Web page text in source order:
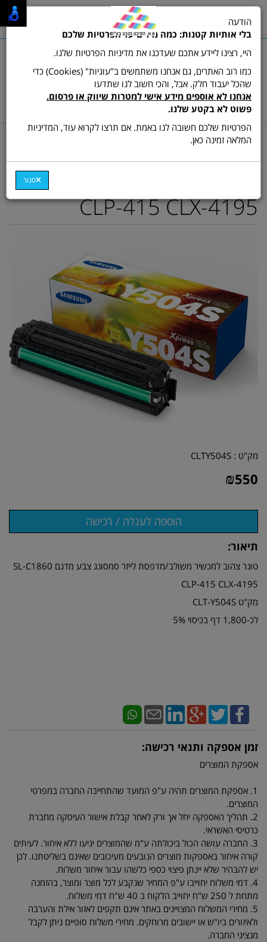
שרות לקוחות ותמיכה:03-9511473
hamikun4u@gmail.com
תפריט
דף בית מתכלים (טונרים ודיו) טונר צבע מקורי
טונר מקורי צהוב סמסונג CLT-
Y504S למדפסות SL-C1860
CLP-415 CLX-4195
מק"ט : CLTY504S
₪550
תיאור:
טונר צהוב למכשיר משולב/מדפסת לייזר סמסונג צבע מדגם SL-C1860
CLP-415 CLX-4195
מק"ט CLT-Y504S
לכ-1,800 דף בכיסוי 5%
זמן אספקה ותנאי רכישה:
אספקת המוצרים
1. אספקת המוצרים תהיה ע"פ המועד שהתחייבה החברה במפרטי
המוצרים.
2. תהליך האספקה יחל אך ורק לאחר קבלת אישור העיסקה מחברת
כרטיסי האשראי.
3. החברה עושה הכול ביכולתה ע"מ שהמוצרים יגיעו ללא איחור. לעיתים
קורה איחור באספקות מוצרים הנובעים מעיכובים שאינם בשליטתנו. לכן
יש להבהיר שלא יינתן פיצוי כספי כלשהו עבור איחור משלוח.
4. דמי משלוח יחוייבו ע"פ המחיר שנקבע לכל מוצר ומוצר, בהזמנה
מתחת ל 250 ש"ח יחוייב הלקוח ב 40 ש"ח דמי משלוח.
5. מחירי המשלוח המצויינים באתר אינם תקפים לאזור אילת והערבה
ולאיזורים ביו"ש או יישובים מרוחקים. מחירי משלוח סופיים ניתן לקבל
מנציגי החברה.
הודעה
בלי אותיות קטנות: כמה מילים על הפרטיות שלכם
היי, רצינו ליידע אתכם שעדכנו את מדיניות הפרטיות שלנו.
כמו רוב האתרים, גם אנחנו משתמשים ב"עוגיות" (Cookies) כדי
שהכל יעבוד חלק. אבל, והכי חשוב לנו שתדעו
אנחנו לא אוספים מידע אישי למטרות שיווק או פרסום.
פשוט לא בקטע שלנו.
הפרטיות שלכם חשובה לנו באמת. אם תרצו לקרוא עוד, המדיניות
המלאה זמינה כאן.
סגור